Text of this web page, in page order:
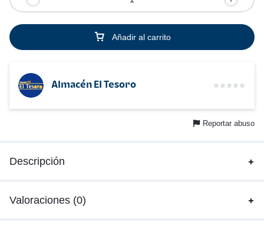
Añadir al carrito
Almacén El Tesoro
Reportar abuso
Descripción
Valoraciones (0)